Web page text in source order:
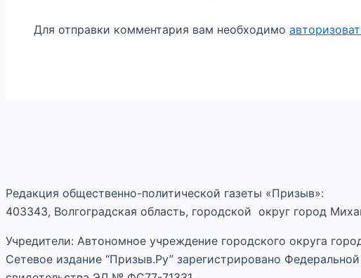
Для отправки комментария вам необходимо
Редакция общественно-политической газеты «Призыв»:
403343, Волгоградская область, городской округ город
Учредители: Автономное учреждение городского округа
Сетевое издание “Призыв.Ру” зарегистрировано